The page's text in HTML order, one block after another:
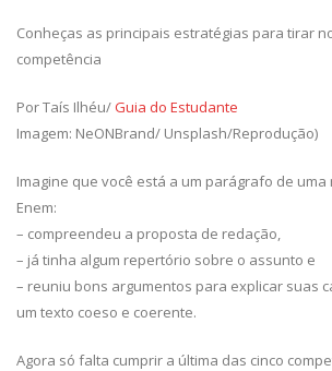
Conheças as principais estratégias para tirar
competência
Por Taís Ilhéu/Guia do Estudante
Imagem: NeONBrand/ Unsplash/Reprodução)
Imagine que você está a um parágrafo de
Enem:
– compreendeu a proposta de redação,
– já tinha algum repertório sobre o assunto e
– reuniu bons argumentos para explicar suas
um texto coeso e coerente.
Agora só falta cumprir a última das cinco